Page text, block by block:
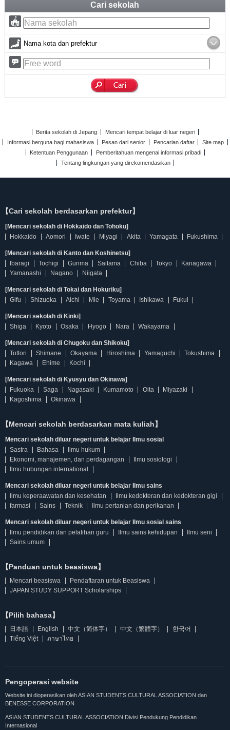
Cari sekolah
Nama kota dan prefektur
Berita sekolah di Jepang
Mencari tempat belajar di luar negeri
Informasi berguna bagi mahasiswa
Pesan dari senior Pencarian daftar
Site map
Ketentuan Penggunaan
Pemberitahuan mengenai informasi pribadi
Tentang lingkungan yang direkomendasikan
【Cari sekolah berdasarkan prefektur】
[Mencari sekolah di Hokkaido dan Tohoku]
Hokkaido
Aomori Iwate Miyagi Akita Yamagata Fukushima
[Mencari sekolah di Kanto dan Koshinetsu]
Ibaragi
Tochigi Gunma Saitama Chiba Tokyo
Kanagawa
Yamanashi
Nagano Niigata
[Mencari sekolah di Tokai dan Hokuriku]
Gifu
Shizuoka Aichi Mie Toyama Ishikawa Fukui
[Mencari sekolah di Kinki]
Shiga
Kyoto Osaka Hyogo Nara Wakayama
[Mencari sekolah di Chugoku dan Shikoku]
Tottori
Shimane Okayama Hiroshima Yamaguchi
Tokushima
Kagawa
Ehime Kochi
[Mencari sekolah di Kyusyu dan Okinawa]
Fukuoka
Saga Nagasaki Kumamoto Oita
Miyazaki
Kagoshima
Okinawa
【Mencari sekolah berdasarkan mata kuliah】
Mencari sekolah diluar negeri untuk belajar Ilmu sosial
Sastra
Bahasa
Ilmu hukum
Ekonomi, manajemen, dan perdagangan
Ilmu sosiologi
Ilmu hubungan international
Mencari sekolah diluar negeri untuk belajar Ilmu sains
Ilmu keperaawatan dan kesehatan
Ilmu kedokteran dan kedokteran gigi
farmasi
Sains Teknik Ilmu pertanian dan perikanan
Mencari sekolah diluar negeri untuk belajar Ilmu sosial sains
Ilmu pendidikan dan pelatihan guru
Ilmu sains kehidupan
Ilmu seni
Sains umum
【Panduan untuk beasiswa】
Mencari beasiswa
Pendaftaran untuk Beasiswa
JAPAN STUDY SUPPORT Scholarships
【Pilih bahasa】
日本語 English 中文（简体字） 中文（繁體字）
한국어
Tiếng Việt
ภาษาไทย
Pengoperasi website
Website ini dioperasikan oleh ASIAN STUDENTS CULTURAL ASSOCIATION dan
BENESSE CORPORATION
ASIAN STUDENTS CULTURAL ASSOCIATION Divisi Pendukung Pendidikan
Internasional